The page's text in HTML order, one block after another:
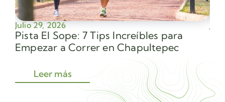
Julio 29, 2026
Pista El Sope: 7 Tips Increíbles para
Empezar a Correr en Chapultepec
Leer más